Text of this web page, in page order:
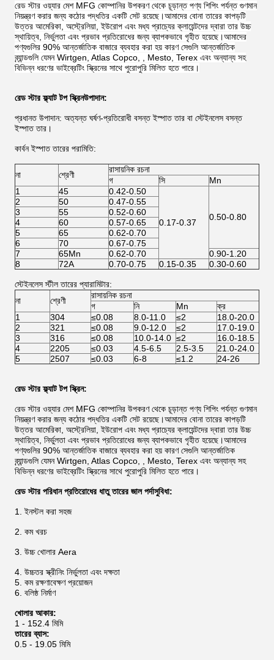
রেড স্টার ওয়্যার মেশ MFG কোম্পানির উপকরণ থেকে চূড়ান্ত পণ্য শিপিং পর্যন্ত গুণমান
নিয়ন্ত্রণ করার জন্য কঠোর পদ্ধতির একটি সেট রয়েছে।আমাদের বোনা তারের কাপড়টি
উত্তর আমেরিকা, অস্ট্রেলিয়া, ইউরোপ এবং মধ্য প্রাচ্যের ক্লায়েন্টদের দ্বারা তার উচ্চ
স্থায়িত্ব, নির্ভুলতা এবং প্রভাব প্রতিরোধের জন্য ব্যাপকভাবে গৃহীত হয়েছে।আমাদের
পণ্যগুলির 90% আন্তর্জাতিক বাজারে ব্যবহার করা হয় কারণ সেগুলি আন্তর্জাতিক
ব্র্যান্ডগুলি যেমন Wirtgen, Atlas Copco, , Mesto, Terex এবং অন্যান্য সহ
বিভিন্ন ধরণের ভাইব্রেটিং স্ক্রিনের সাথে পুরোপুরি মিলিত হতে পারে।
রেড স্টার ফ্ল্যাট টপ স্ক্রিনউপাদান:
প্রধানত উপাদান: অত্যন্ত ঘর্ষণ-প্রতিরোধী বসন্ত ইস্পাত তার বা স্টেইনলেস বসন্ত
ইস্পাত তার।
কার্বন ইস্পাত তারের পরামিতি:
না শ্রেণী
রাসায়নিক রচনা
গ
সি
Mn
1
45 0.42-0.50
0.17-0.37
0.50-0.80
2 50
0.47-0.55
3
55
0.52-0.60
4
60
0.57-0.65
5
65
0.62-0.70
6
70
0.67-0.75
7
65Mn 0.62-0.70
0.90-1.20
8
72A 0.70-0.75 0.15-0.35 0.30-0.60
স্টেইনলেস স্টীল তারের প্যারামিটার:
না
শ্রেণী
রাসায়নিক রচনা
গ
নি Mn
ক্র
1
304 ≤0.08 8.0-11.0 ≤2
18.0-20.0
2
321 ≤0.08 9.0-12.0 ≤2
17.0-19.0
3
316 ≤0.08 10.0-14.0 ≤2
16.0-18.5
4
2205 ≤0.03 4.5-6.5 2.5-3.5
21.0-24.0
5
2507 ≤0.03 6-8 ≤1.2 24-26
রেড স্টার ফ্ল্যাট টপ স্ক্রিন:
রেড স্টার ওয়্যার মেশ MFG কোম্পানির উপকরণ থেকে চূড়ান্ত পণ্য শিপিং পর্যন্ত গুণমান
নিয়ন্ত্রণ করার জন্য কঠোর পদ্ধতির একটি সেট রয়েছে।আমাদের বোনা তারের কাপড়টি
উত্তর আমেরিকা, অস্ট্রেলিয়া, ইউরোপ এবং মধ্য প্রাচ্যের ক্লায়েন্টদের দ্বারা তার উচ্চ
স্থায়িত্ব, নির্ভুলতা এবং প্রভাব প্রতিরোধের জন্য ব্যাপকভাবে গৃহীত হয়েছে।আমাদের
পণ্যগুলির 90% আন্তর্জাতিক বাজারে ব্যবহার করা হয় কারণ সেগুলি আন্তর্জাতিক
ব্র্যান্ডগুলি যেমন Wirtgen, Atlas Copco, , Mesto, Terex এবং অন্যান্য সহ
বিভিন্ন ধরণের ভাইব্রেটিং স্ক্রিনের সাথে পুরোপুরি মিলিত হতে পারে।
রেড স্টার পরিধান প্রতিরোধের ধাতু তারের জাল পর্দাসুবিধা:
1. ইনস্টল করা সহজ
2. কম খরচ
3. উচ্চ খোলার Aera
4. উচ্চতর স্ক্রীনিং নির্ভুলতা এবং দক্ষতা
5. কম রক্ষণাবেক্ষণ প্রয়োজন
6. বলিষ্ঠ নির্মাণ
খোলার আকার:
1 - 152.4 মিমি
তারের ব্যাস:
0.5 - 19.05 মিমি